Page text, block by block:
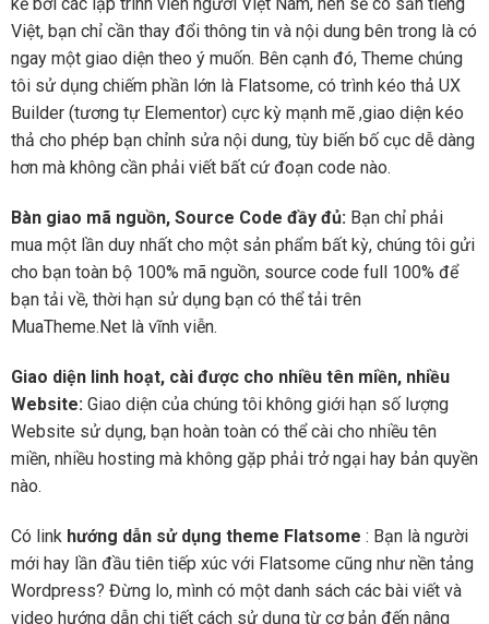
Việt, bạn chỉ cần thay đổi thông tin và nội dung bên trong là có
ngay một giao diện theo ý muốn. Bên cạnh đó, Theme chúng
tôi sử dụng chiếm phần lớn là Flatsome, có trình kéo thả UX
Builder (tương tự Elementor) cực kỳ mạnh mẽ ,giao diện kéo
thả cho phép bạn chỉnh sửa nội dung, tùy biến bố cục dễ dàng
hơn mà không cần phải viết bất cứ đoạn code nào.
Bàn giao mã nguồn, Source Code đầy đủ: Bạn chỉ phải
mua một lần duy nhất cho một sản phẩm bất kỳ, chúng tôi gửi
cho bạn toàn bộ 100% mã nguồn, source code full 100% để
bạn tải về, thời hạn sử dụng bạn có thể tải trên
MuaTheme.Net là vĩnh viễn.
Giao diện linh hoạt, cài được cho nhiều tên miền, nhiều
Website: Giao diện của chúng tôi không giới hạn số lượng
Website sử dụng, bạn hoàn toàn có thể cài cho nhiều tên
miền, nhiều hosting mà không gặp phải trở ngại hay bản quyền
nào.
Có link hướng dẫn sử dụng theme Flatsome : Bạn là người
mới hay lần đầu tiên tiếp xúc với Flatsome cũng như nền tảng
Wordpress? Đừng lo, mình có một danh sách các bài viết và
video hướng dẫn chi tiết cách sử dụng từ cơ bản đến nâng